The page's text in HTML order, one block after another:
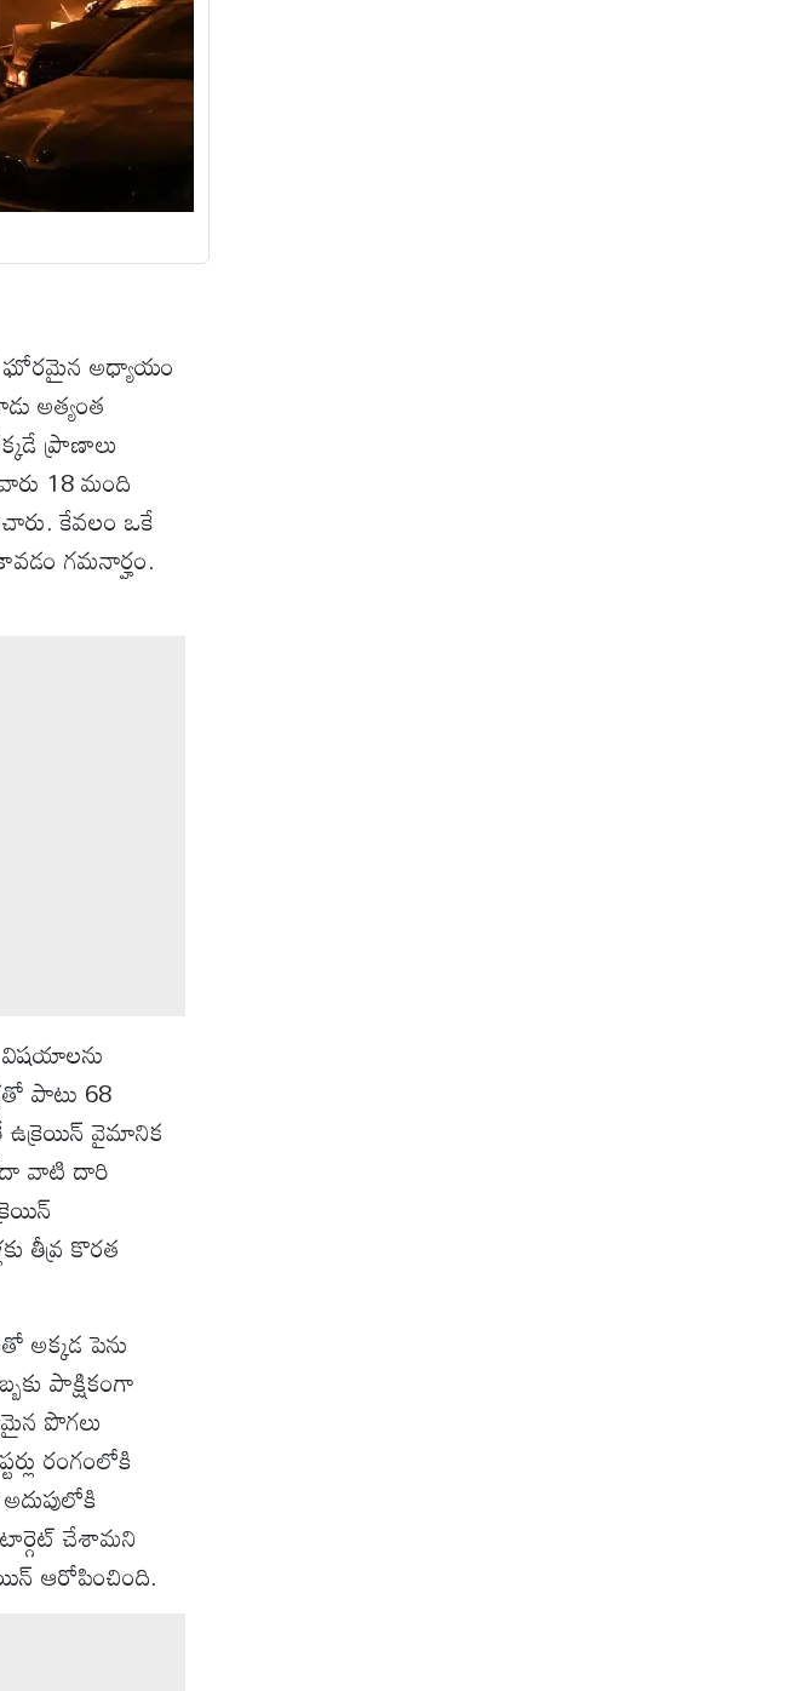
ఘోరమైన అధ్యాయం
అత్యంత
ప్రాణాలు
18 మంది
కేవలం ఒకే
గమనార్హం.
విషయాలను
పాటు 68
ఉక్రెయిన్ వైమానిక
లేదా వాటి దారి
తీవ్ర కొరత
అక్కడ పెను
పాక్షికంగా
పొగలు
రంగంలోకి
చేశామని
ఆరోపించింది.